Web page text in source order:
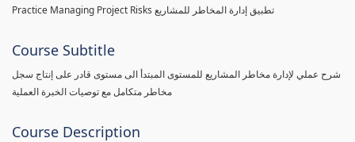
Practice Managing Project Risks تطبيق إدارة المخاطر للمشاريع
Course Subtitle
شرح عملي لإدارة مخاطر المشاريع للمستوى المبتدأ الى مستوى قادر على إنتاج سجل
مخاطر متكامل مع توصيات الخبرة العملية
Course Description